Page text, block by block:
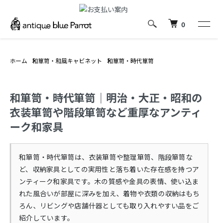
0
ホーム 和箪笥・和風キャビネット 和箪笥・時代箪笥
和箪笥・時代箪笥｜明治・大正・昭和の
衣装箪笥や階段箪笥など重厚なアンティ
ーク和家具
和箪笥・時代箪笥は、衣装箪笥や整理箪笥、階段箪笥な
ど、収納家具としての実用性と落ち着いた存在感を持つア
ンティーク和家具です。木の質感や金具の表情、使い込ま
れた風合いが部屋に深みを加え、着物や衣類の収納はもち
ろん、リビングや店舗什器としても取り入れやすい品をご
紹介しています。